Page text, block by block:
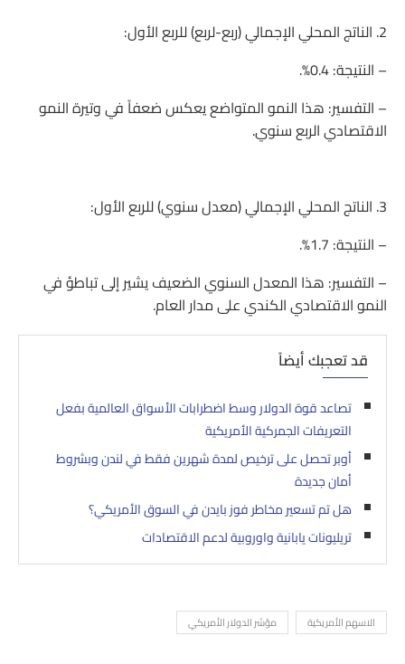
2. الناتج المحلي الإجمالي (ربع-لربع) للربع الأول:
– النتيجة: 0.4%.
– التفسير: هذا النمو المتواضع يعكس ضعفاً في وتيرة النمو
الاقتصادي الربع سنوي.
3. الناتج المحلي الإجمالي (معدل سنوي) للربع الأول:
– النتيجة: 1.7%.
– التفسير: هذا المعدل السنوي الضعيف يشير إلى تباطؤ في
النمو الاقتصادي الكندي على مدار العام.
قد تعجبك أيضاً
تصاعد قوة الدولار وسط اضطرابات الأسواق العالمية بفعل
التعريفات الجمركية الأمريكية
أوبر تحصل على ترخيص لمدة شهرين فقط في لندن وبشروط
أمان جديدة
هل تم تسعير مخاطر فوز بايدن في السوق الأمريكي؟
تريليونات يابانية واوروبية لدعم الاقتصادات
الاسهم الأمريكية مؤشر الدولار الأمريكي